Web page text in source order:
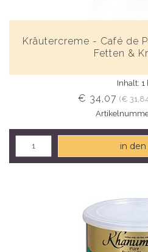
Kräutercreme - Café de
Fetten &
Inhalt: 1
€ 34,07 (€
in